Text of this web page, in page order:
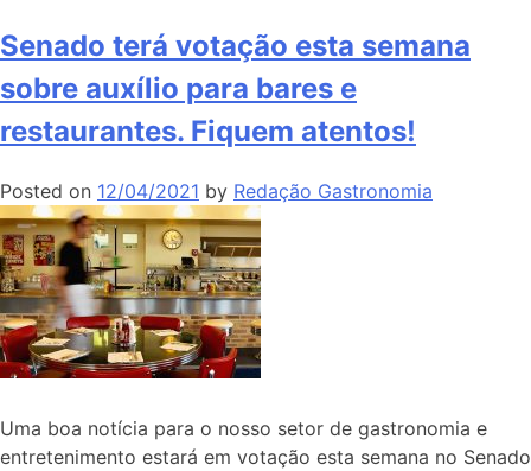
Senado terá votação esta semana
sobre auxílio para bares e
restaurantes. Fiquem atentos!
Posted on 12/04/2021 by Redação Gastronomia
Uma boa notícia para o nosso setor de gastronomia e
entretenimento estará em votação esta semana no Senado